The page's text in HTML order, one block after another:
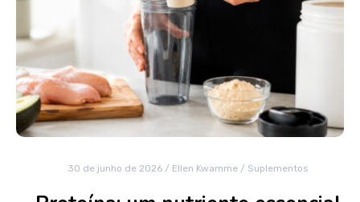
30 de junho de 2026 / Ellen Kwamme / Suplementos